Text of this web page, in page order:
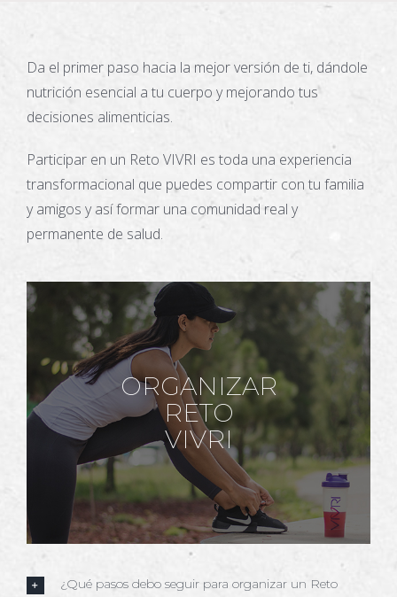
Da el primer paso hacia la mejor versión de ti, dándole
nutrición esencial a tu cuerpo y mejorando tus
decisiones alimenticias.
Participar en un Reto VIVRI es toda una experiencia
transformacional que puedes compartir con tu familia
y amigos y así formar una comunidad real y
permanente de salud.
ORGANIZAR
RETO
VIVRI
¿Qué pasos debo seguir para organizar un Reto